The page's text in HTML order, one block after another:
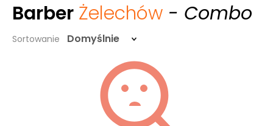
Barber Żelechów - Combo
Sortowanie Domyślnie